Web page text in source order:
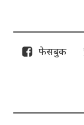
फेसबुक